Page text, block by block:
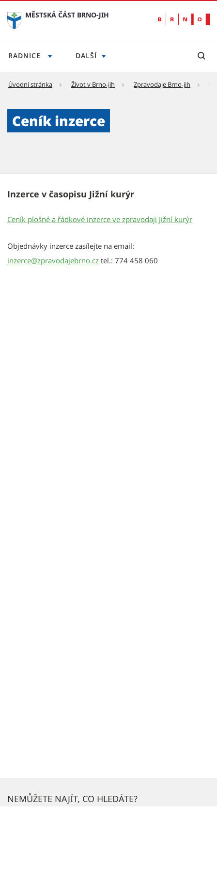
MĚSTSKÁ ČÁST BRNO-JIH
RADNICE DALŠÍ
Úvodní stránka Život v Brno-jih Zpravodaje Brno-jih
Ceník inzerce
Inzerce v časopisu Jižní kurýr
Ceník plošné a řádkové inzerce ve zpravodaji Jižní kurýr
Objednávky inzerce zasílejte na email:
inzerce@zpravodajebrno.cz tel.: 774 458 060
NEMŮŽETE NAJÍT, CO HLEDÁTE?